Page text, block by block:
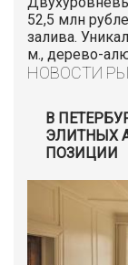
52,5 млн
залива.
м., дерево-
НОВОСТИ
В
ЭЛИТНЫХ
ПОЗИЦИИ